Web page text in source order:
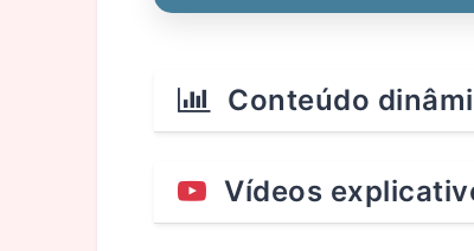
Conteúdo
Vídeos